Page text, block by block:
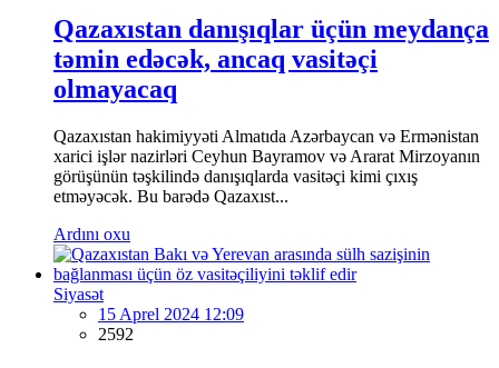
Qazaxıstan danışıqlar üçün meydança
təmin edəcək, ancaq vasitəçi
olmayacaq
Qazaxıstan hakimiyyəti Almatıda Azərbaycan və Ermənistan
xarici işlər nazirləri Ceyhun Bayramov və Ararat Mirzoyanın
görüşünün təşkilində danışıqlarda vasitəçi kimi çıxış
etməyəcək. Bu barədə Qazaxıst...
Ardını oxu
Siyasət
15 Aprel 2024 12:09
2592